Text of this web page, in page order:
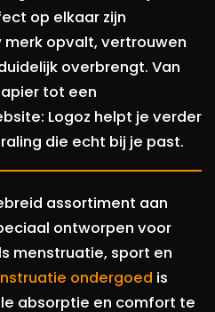
op elkaar zijn
opvalt, vertrouwen
overbrengt. Van
tot een
Logoz helpt je verder
die echt bij je past.
assortiment aan
ontworpen voor
menstruatie, sport en
ondergoed is
absorptie en comfort te